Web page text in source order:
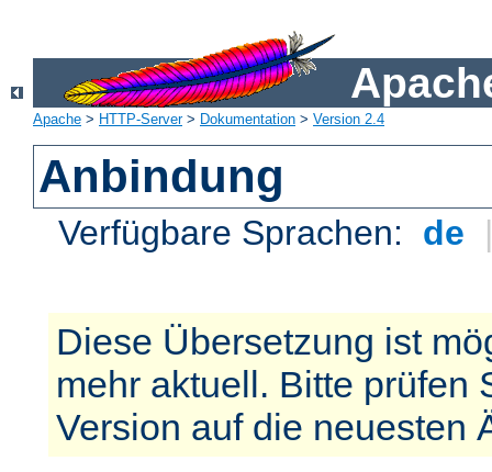
Apache > HTTP-Server> Dokumentation > Version 2.4
Anbindung
Verfügbare Sprachen: de
Diese Übersetzung ist
mehr aktuell. Bitte prüfen
Version auf die neuesten